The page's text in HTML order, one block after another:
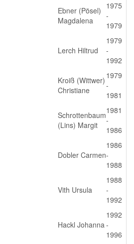
Ebner (Pösel)
Magdalena
1975
-
1979
Lerch Hiltrud
1979
-
1992
Kroiß (Wittwer)
Christiane
1979
-
1981
Schrottenbaum
(Lins) Margit
1981
-
1986
Dobler Carmen
1986
-
1988
Vith Ursula
1988
-
1992
Hackl Johanna
1992
-
1996